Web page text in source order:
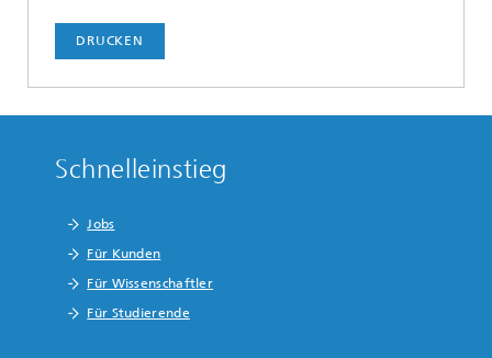
DRUCKEN
Schnelleinstieg
Jobs
Für Kunden
Für Wissenschaftler
Für Studierende